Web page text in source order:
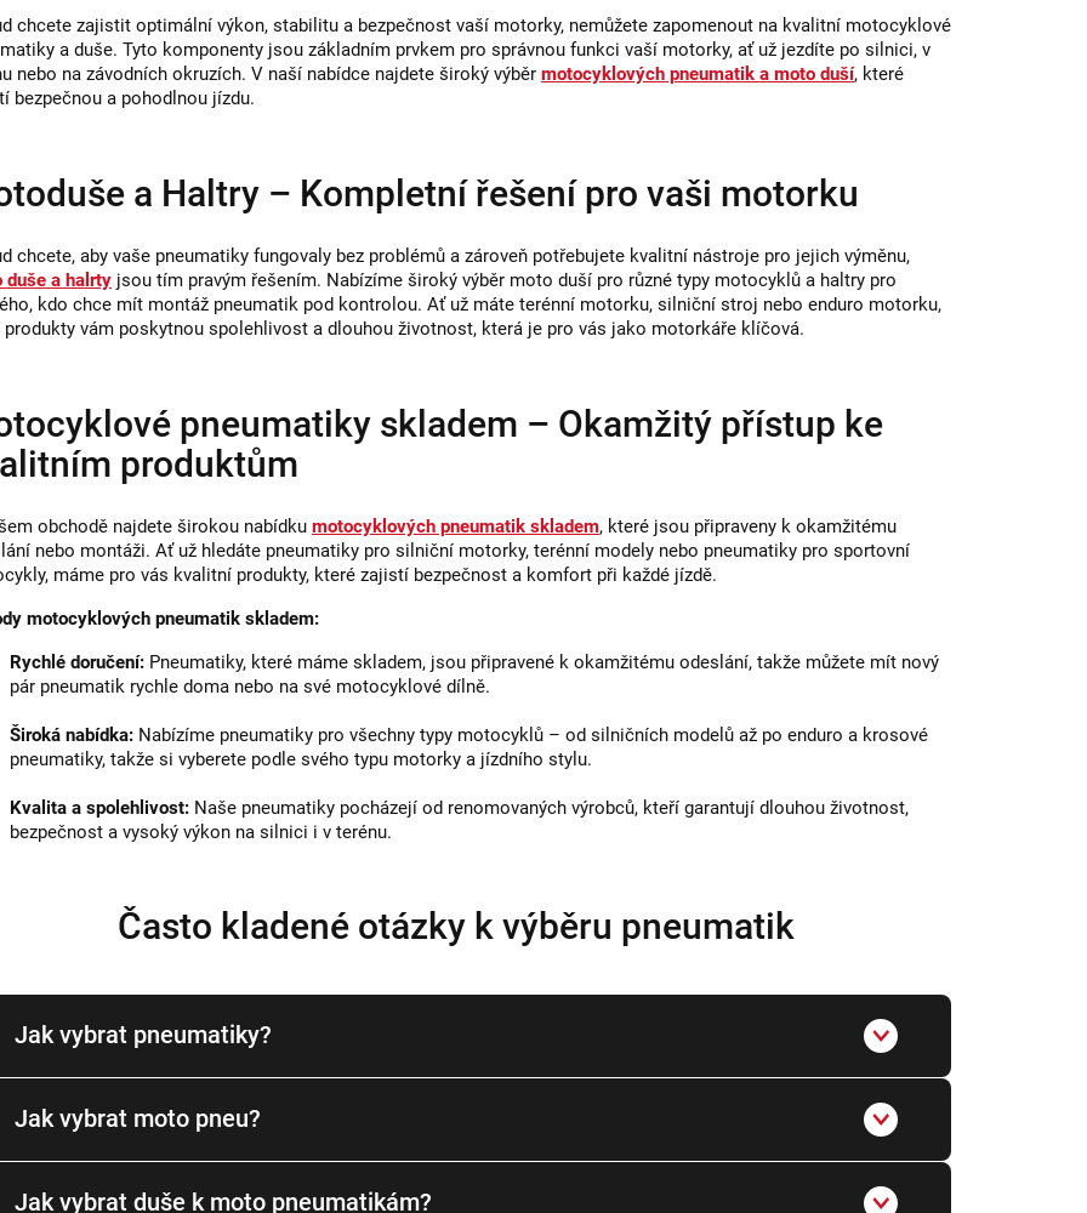
y
v
ý
s
chcete zajistit optimální výkon, stabilitu a bezpečnost vaší motorky, nemůžete zapomenout na kvalitní motocyklové
a duše. Tyto komponenty jsou základním prvkem pro správnou funkci vaší motorky, ať už jezdíte po silnici, v
nebo na závodních okruzích. V naší nabídce najdete široký výběr motocyklových pneumatik a moto duší, které
bezpečnou a pohodlnou jízdu.
a Haltry – Kompletní řešení pro vaši motorku
chcete, aby vaše pneumatiky fungovaly bez problémů a zároveň potřebujete kvalitní nástroje pro jejich výměnu,
duše a halrty jsou tím pravým řešením. Nabízíme široký výběr moto duší pro různé typy motocyklů a haltry pro
kdo chce mít montáž pneumatik pod kontrolou. Ať už máte terénní motorku, silniční stroj nebo enduro motorku,
produkty vám poskytnou spolehlivost a dlouhou životnost, která je pro vás jako motorkáře klíčová.
pneumatiky skladem – Okamžitý přístup ke
produktům
obchodě najdete širokou nabídku motocyklových pneumatik skladem, které jsou připraveny k okamžitému
nebo montáži. Ať už hledáte pneumatiky pro silniční motorky, terénní modely nebo pneumatiky pro sportovní
máme pro vás kvalitní produkty, které zajistí bezpečnost a komfort při každé jízdě.
motocyklových pneumatik skladem:
Rychlé doručení: Pneumatiky, které máme skladem, jsou připravené k okamžitému odeslání, takže můžete mít nový
pár pneumatik rychle doma nebo na své motocyklové dílně.
Široká nabídka: Nabízíme pneumatiky pro všechny typy motocyklů – od silničních modelů až po enduro a krosové
pneumatiky, takže si vyberete podle svého typu motorky a jízdního stylu.
Kvalita a spolehlivost: Naše pneumatiky pocházejí od renomovaných výrobců, kteří garantují dlouhou životnost,
bezpečnost a vysoký výkon na silnici i v terénu.
Často kladené otázky k výběru pneumatik
Jak vybrat pneumatiky?
Jak vybrat moto pneu?
Jak vybrat duše k moto pneumatikám?